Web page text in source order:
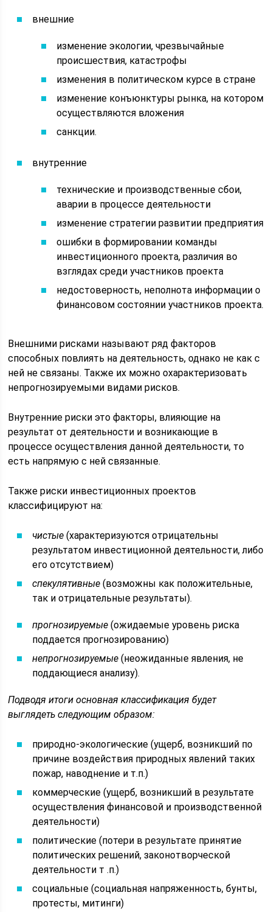
внешние
изменение экологии, чрезвычайные
происшествия, катастрофы
изменения в политическом курсе в стране
изменение конъюнктуры рынка, на котором
осуществляются вложения
санкции.
внутренние
технические и производственные сбои,
аварии в процессе деятельности
изменение стратегии развитии предприятия
ошибки в формировании команды
инвестиционного проекта, различия во
взглядах среди участников проекта
недостоверность, неполнота информации о
финансовом состоянии участников проекта.
Внешними рисками называют ряд факторов
способных повлиять на деятельность, однако не как с
ней не связаны. Также их можно охарактеризовать
непрогнозируемыми видами рисков.
Внутренние риски это факторы, влияющие на
результат от деятельности и возникающие в
процессе осуществления данной деятельности, то
есть напрямую с ней связанные.
Также риски инвестиционных проектов
классифицируют на:
чистые (характеризуются отрицательны
результатом инвестиционной деятельности, либо
его отсутствием)
спекулятивные (возможны как положительные,
так и отрицательные результаты).
прогнозируемые (ожидаемые уровень риска
поддается прогнозированию)
непрогнозируемые (неожиданные явления, не
поддающиеся анализу).
Подводя итоги основная классификация будет
выглядеть следующим образом:
природно-экологические (ущерб, возникший по
причине воздействия природных явлений таких
пожар, наводнение и т.п.)
коммерческие (ущерб, возникший в результате
осуществления финансовой и производственной
деятельности)
политические (потери в результате принятие
политических решений, законотворческой
деятельности т .п.)
социальные (социальная напряженность, бунты,
протесты, митинги)